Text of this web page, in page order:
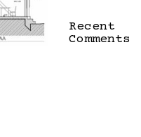
Recent
Comments